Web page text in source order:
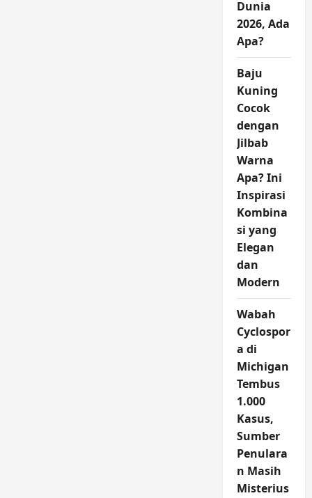
Dunia
2026, Ada
Apa?
Baju
Kuning
Cocok
dengan
Jilbab
Warna
Apa? Ini
Inspirasi
Kombina
si yang
Elegan
dan
Modern
Wabah
Cyclospor
a di
Michigan
Tembus
1.000
Kasus,
Sumber
Penulara
n Masih
Misterius